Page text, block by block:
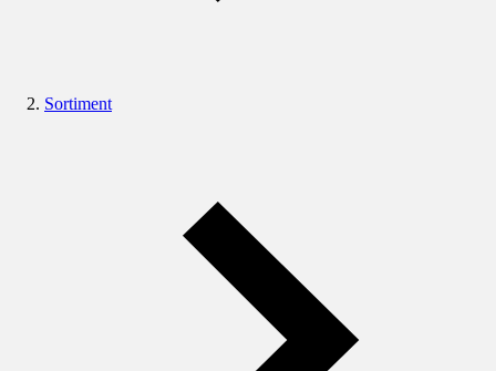
Sortiment